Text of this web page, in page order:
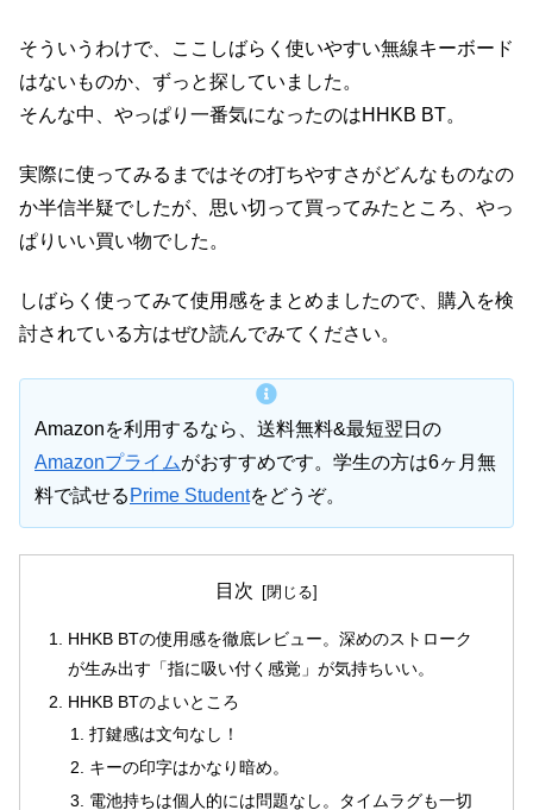
そういうわけで、ここしばらく使いやすい無線キーボード
はないものか、ずっと探していました。
そんな中、やっぱり一番気になったのはHHKB BT。
実際に使ってみるまではその打ちやすさがどんなものなの
か半信半疑でしたが、思い切って買ってみたところ、やっ
ぱりいい買い物でした。
しばらく使ってみて使用感をまとめましたので、購入を検
討されている方はぜひ読んでみてください。
Amazonを利用するなら、送料無料&最短翌日の
Amazonプライムがおすすめです。学生の方は6ヶ月無
料で試せる Prime Studentをどうぞ。
目次
HHKB BTの使用感を徹底レビュー。深めのストローク
が生み出す「指に吸い付く感覚」が気持ちいい。
HHKB BTのよいところ
打鍵感は文句なし！
キーの印字はかなり暗め。
電池持ちは個人的には問題なし。タイムラグも一切